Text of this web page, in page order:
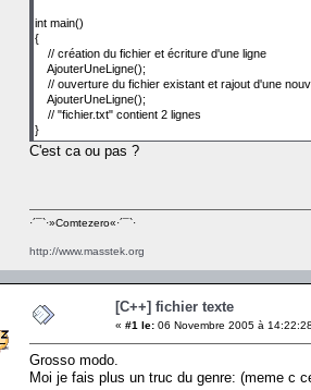
int main()
{
// création du fichier et écriture d'une ligne
AjouterUneLigne();
// ouverture du fichier existant et rajout d'une
AjouterUneLigne();
// "fichier.txt" contient 2 lignes
}
C'est ca ou pas ?
·´¯`·­»Comtezero«­·´¯`·
http://www.masstek.org
[C++] fichier texte
« #1 le: 06 Novembre 2005 à
Grosso modo.
Moi je fais plus un truc du genre: (meme c